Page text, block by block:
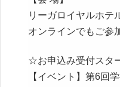
リーガロイヤルホテ
オンラインでもご参
☆お申込み受付スタ
【イベント】第6回